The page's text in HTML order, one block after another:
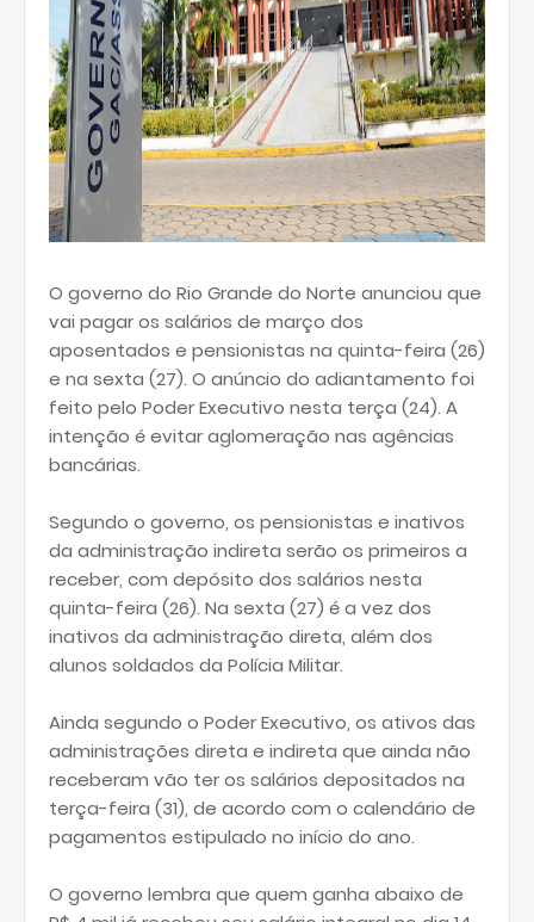
O governo do Rio Grande do Norte anunciou que
vai pagar os salários de março dos
aposentados e pensionistas na quinta-feira (26)
e na sexta (27). O anúncio do adiantamento foi
feito pelo Poder Executivo nesta terça (24). A
intenção é evitar aglomeração nas agências
bancárias.
Segundo o governo, os pensionistas e inativos
da administração indireta serão os primeiros a
receber, com depósito dos salários nesta
quinta-feira (26). Na sexta (27) é a vez dos
inativos da administração direta, além dos
alunos soldados da Polícia Militar.
Ainda segundo o Poder Executivo, os ativos das
administrações direta e indireta que ainda não
receberam vão ter os salários depositados na
terça-feira (31), de acordo com o calendário de
pagamentos estipulado no início do ano.
O governo lembra que quem ganha abaixo de